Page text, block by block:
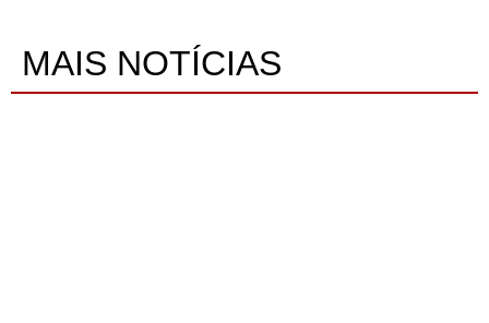
MAIS NOTÍCIAS